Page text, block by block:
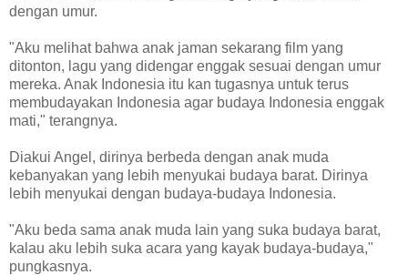
dengan umur.
"Aku melihat bahwa anak jaman sekarang film yang
ditonton, lagu yang didengar enggak sesuai dengan umur
mereka. Anak Indonesia itu kan tugasnya untuk terus
membudayakan Indonesia agar budaya Indonesia enggak
mati," terangnya.
Diakui Angel, dirinya berbeda dengan anak muda
kebanyakan yang lebih menyukai budaya barat. Dirinya
lebih menyukai dengan budaya-budaya Indonesia.
"Aku beda sama anak muda lain yang suka budaya barat,
kalau aku lebih suka acara yang kayak budaya-budaya,"
pungkasnya.